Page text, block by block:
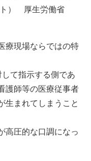
ト） 厚生労働省
療現場ならではの特
て指示する側であ
護師等の医療従事者
生まれてしまうこと
高圧的な口調になっ